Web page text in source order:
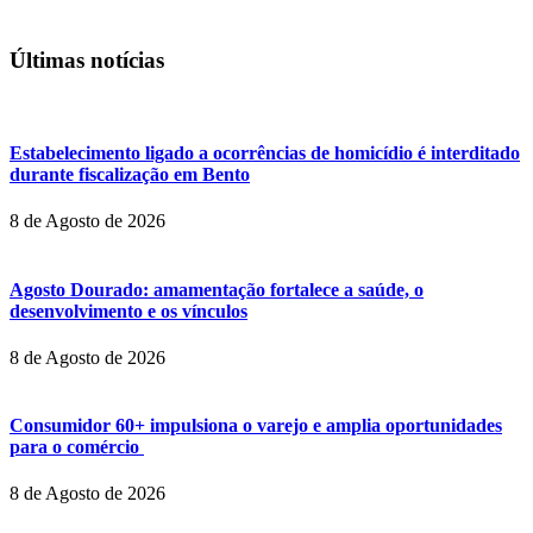
Últimas notícias
Estabelecimento ligado a ocorrências de homicídio é interditado
durante fiscalização em Bento
8 de Agosto de 2026
Agosto Dourado: amamentação fortalece a saúde, o
desenvolvimento e os vínculos
8 de Agosto de 2026
Consumidor 60+ impulsiona o varejo e amplia oportunidades
para o comércio
8 de Agosto de 2026